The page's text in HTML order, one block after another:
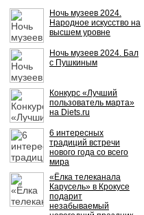
Ночь музеев 2024.
Народное искусство на
высшем уровне
Ночь музеев 2024. Бал
с Пушкиным
Конкурс «Лучший
пользователь марта»
на Diets.ru
6 интересных
традиций встречи
нового года со всего
мира
«Ёлка телеканала
Карусель» в Крокусе
подарит
незабываемый